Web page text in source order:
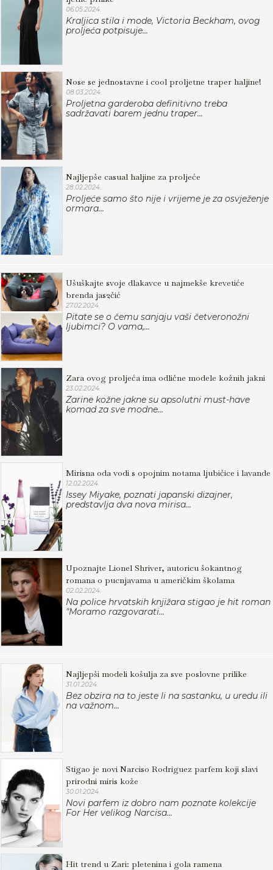
06.05.2024.
Kraljica stila i mode, Victoria Beckham, ovog
proljeća potpisuje...
Nose se jednostavne i cool proljetne traper haljine!
08.03.2024.
Proljetna garderoba definitivno treba
sadržavati barem jednu traper...
Najljepše casual haljine za proljeće
28.02.2024.
Proljeće samo što nije i vrijeme je za osvježenje
ormara...
Ušuškajte svoje dlakavce u najmekše krevetiće
brenda jas2čić
27.02.2024.
Pitate se o čemu sanjaju vaši četveronožni
ljubimci? O vama,...
Zara ovog proljeća ima odlične modele kožnih jakni
23.02.2024.
Zarine kožne jakne su apsolutni must-have
komad za sve modne...
Mirisna oda vodi s opojnim notama ljubičice i lavande
12.02.2024.
Issey Miyake, poznati japanski dizajner,
predstavlja dva nova mirisa...
Upoznajte Lionel Shriver, autoricu šokantnog
romana o pucnjavama u američkim školama
02.02.2024.
Na police hrvatskih knjižara stigao je hit roman
"Moramo razgovarati...
Najljepši modeli košulja za sve poslovne prilike
31.01.2024.
Bez obzira na to jeste li na sastanku, u uredu ili
na važnom...
Stigao je novi Narciso Rodriguez parfem koji slavi
prirodni miris kože
30.01.2024.
Novi parfem iz dobro nam poznate kolekcije
For Her velikog Narcisa...
Hit trend u Zari: pletenina i gola ramena